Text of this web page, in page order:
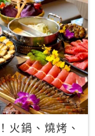
火鍋、燒烤、